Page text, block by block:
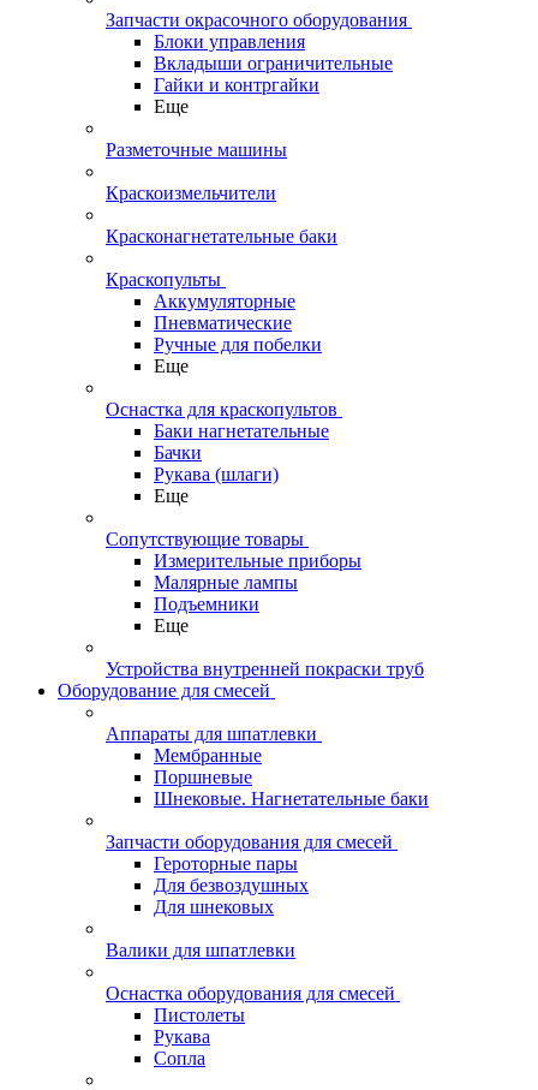
Запчасти окрасочного оборудования
Блоки управления
Вкладыши ограничительные
Гайки и контргайки
Еще
Разметочные машины
Краскоизмельчители
Красконагнетательные баки
Краскопульты
Аккумуляторные
Пневматические
Ручные для побелки
Еще
Оснастка для краскопультов
Баки нагнетательные
Бачки
Рукава (шлаги)
Еще
Сопутствующие товары
Измерительные приборы
Малярные лампы
Подъемники
Еще
Устройства внутренней покраски труб
Оборудование для смесей
Аппараты для шпатлевки
Мембранные
Поршневые
Шнековые. Нагнетательные баки
Запчасти оборудования для смесей
Героторные пары
Для безвоздушных
Для шнековых
Валики для шпатлевки
Оснастка оборудования для смесей
Пистолеты
Рукава
Сопла